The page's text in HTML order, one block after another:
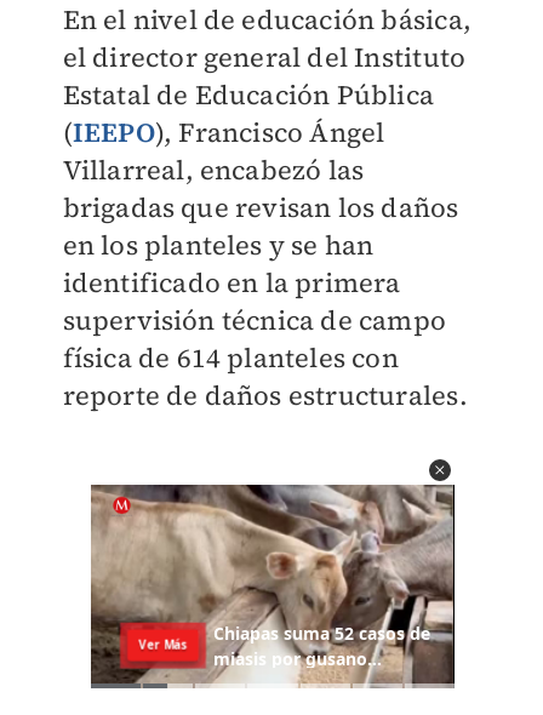
En el nivel de educación básica,
el director general del Instituto
Estatal de Educación Pública
(IEEPO), Francisco Ángel
Villarreal, encabezó las
brigadas que revisan los daños
en los planteles y se han
identificado en la primera
supervisión técnica de campo
física de 614 planteles con
reporte de daños estructurales.